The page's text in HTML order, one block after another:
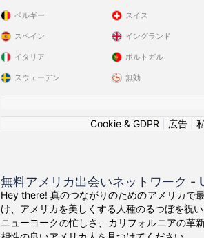
ベルギー
スペイン
イタリア
スウェーデン
スイス
イングランド
ポルトガル
無効
Cookie & GDPR
広告|
無料アメリカ出会いネットワーク
Hey there! 真のつながりのためのアメリカで
け、アメリカを美しくする人種のるつぼを祝い
ニューヨークの忙しさ、カリフォルニアの革